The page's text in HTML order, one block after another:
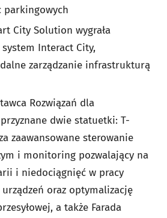
parkingowych
City Solution wygrała
Interact City,
zarządzanie infrastrukturą
Rozwiązań dla
dwie statuetki: T-
zaawansowane sterowanie
i monitoring pozwalający na
i niedociągnięć w pracy
oraz optymalizację
a także Farada